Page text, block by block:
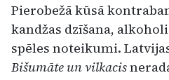
Pierobežā kūsā
kandžas dzīšana,
spēles noteikumi.
Bišumāte un vilkacis